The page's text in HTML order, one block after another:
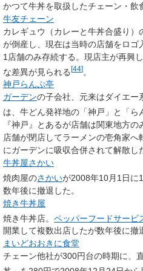
かつて牛丼を取扱したチェーン・飲
牛友チェーン
カレギュウ（カレーと牛丼合盛り）
が倒産し、現在は当時の店舗をロゴ
1店舗のみ存続する。現店主が再興
な差異が見られる[44]。
神戸らんぷ亭
ガーデンの子会社、元来はダイエー
は、牛どん発祥地の「神戸」と「ら
『神戸』とあるが店舗は関東地方
店舗が閉店してラーメンの壱角家
にガーデンに吸収合併されて解散し
牛丼屋さかい
焼肉屋のさかいが2008年10月1日に
数年後に撤退した。
焼き牛丼屋
焼き牛丼店。 ペッパーフードサービ
開業して複数出店したが数年後に撤
まいどおおきに食堂
チェーン他社が300円台の時期に、